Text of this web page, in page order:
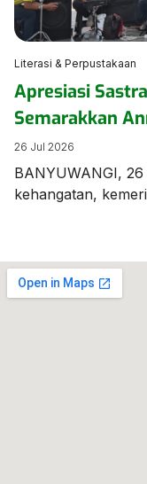
Literasi & Perpustakaan
Apresiasi
Semarakkan
Creative Market
26 Jul 2026
BANYUWANGI,
kehangatan,
dari Madrasah
Banyuwangi turut
tersendiri dalam